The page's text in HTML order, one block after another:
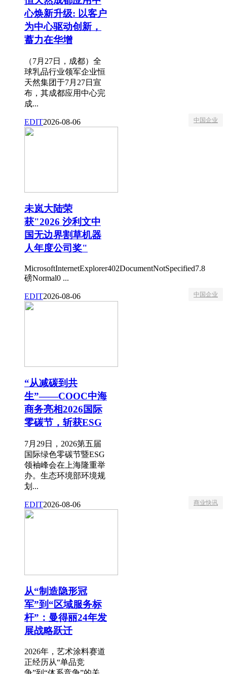
心焕新升级: 以客户
为中心驱动创新，
蓄力在华增
（7月27日，成都）全
球乳品行业领军企业恒
天然集团于7月27日宣
布，其成都应用中心完
成...
EDIT2026-08-06 中国企业
未岚大陆荣
获"2026 沙利文中
国无边界割草机器
人年度公司奖"
MicrosoftInternetExplorer402DocumentNotSpecified7.8
磅Normal0 ...
EDIT2026-08-06 中国企业
“从减碳到共
生”——COOC中海
商务亮相2026国际
零碳节，斩获ESG
7月29日，2026第五届
国际绿色零碳节暨ESG
领袖峰会在上海隆重举
办。生态环境部环境规
划...
EDIT2026-08-06 商业快讯
从“制造隐形冠
军”到“区域服务标
杆”：曼得丽24年发
展战略跃迁
2026年，艺术涂料赛道
正经历从“单品竞